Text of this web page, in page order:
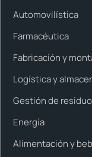
Automovilística
Farmacéutica
Fabricación y
Logística y
Gestión de
Energía
Alimentación y